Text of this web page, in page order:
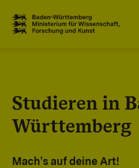
Studieren in
Württemberg
Mach's auf deine Art!